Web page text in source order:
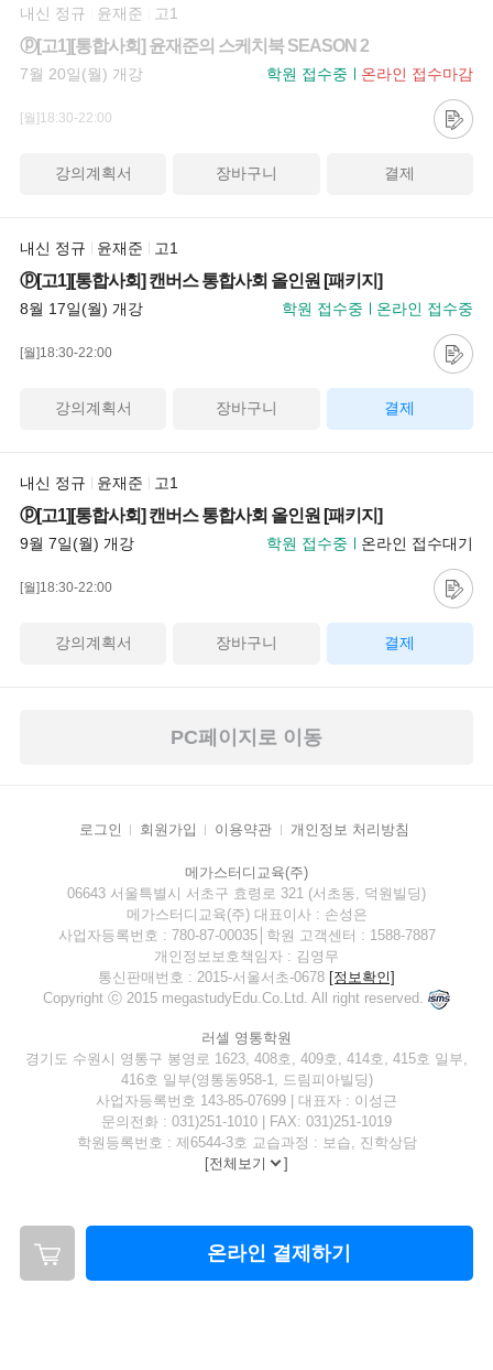
내신 정규 윤재준 고1
ⓟ[고1][통합사회] 윤재준의 스케치북 SEASON 2
7월 20일(월) 개강 학원 접수중 온라인 접수마감
[월]18:30-22:00
강의계획서 장바구니 결제
내신 정규 윤재준 고1
ⓟ[고1][통합사회] 캔버스 통합사회 올인원 [패키지]
8월 17일(월) 개강 학원 접수중 온라인 접수중
[월]18:30-22:00
강의계획서 장바구니 결제
내신 정규 윤재준 고1
ⓟ[고1][통합사회] 캔버스 통합사회 올인원 [패키지]
9월 7일(월) 개강 학원 접수중 온라인 접수대기
[월]18:30-22:00
강의계획서 장바구니 결제
PC페이지로 이동
로그인 회원가입 이용약관 개인정보 처리방침
메가스터디교육(주)
06643 서울특별시 서초구 효령로 321 (서초동, 덕원빌딩)
메가스터디교육(주) 대표이사 : 손성은
사업자등록번호 : 780-87-00035│학원 고객센터 : 1588-7887
개인정보보호책임자 : 김영무
통신판매번호 : 2015-서울서초-0678 [정보확인]
Copyright ⓒ 2015 megastudyEdu.Co.Ltd. All right reserved.
러셀 영통학원
경기도 수원시 영통구 봉영로 1623, 408호, 409호, 414호, 415호 일부,
416호 일부(영통동958-1, 드림피아빌딩)
사업자등록번호 143-85-07699 | 대표자 : 이성근
문의전화 : 031)251-1010 | FAX: 031)251-1019
학원등록번호 : 제6544-3호 교습과정 : 보습, 진학상담
[전체보기 ]
온라인 결제하기